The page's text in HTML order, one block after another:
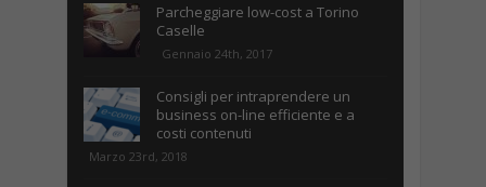
Parcheggiare low-cost a Torino
Caselle
Gennaio 24th, 2017
Consigli per intraprendere un
business on-line efficiente e a
costi contenuti
Marzo 23rd, 2018